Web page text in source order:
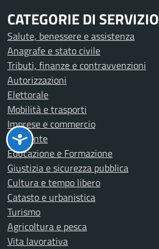
CATEGORIE DI SERVIZIO
Salute, benessere e assistenza
Anagrafe e stato civile
Tributi, finanze e contravvenzioni
Autorizzazioni
Elettorale
Mobilità e trasporti
Imprese e commercio
Ambiente
Educazione e Formazione
Giustizia e sicurezza pubblica
Cultura e tempo libero
Catasto e urbanistica
Turismo
Agricoltura e pesca
Vita lavorativa